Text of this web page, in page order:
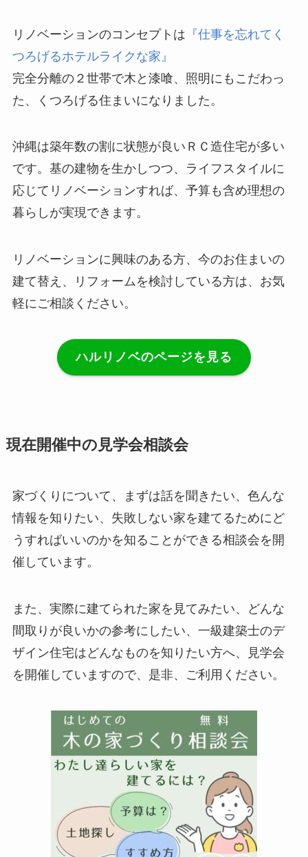
リノベーションのコンセプトは 『仕事を忘れてく
つろげるホテルライクな家』
完全分離の２世帯で木と漆喰、照明にもこだわっ
た、くつろげる住まいになりました。
沖縄は築年数の割に状態が良いＲＣ造住宅が多い
です。基の建物を生かしつつ、ライフスタイルに
応じてリノベーションすれば、予算も含め理想の
暮らしが実現できます。
リノベーションに興味のある方、今のお住まいの
建て替え、リフォームを検討している方は、お気
軽にご相談ください。
ハルリノベのページを見る
現在開催中の見学会相談会
家づくりについて、まずは話を聞きたい、色んな
情報を知りたい、失敗しない家を建てるためにど
うすればいいのかを知ることができる相談会を開
催しています。
また、実際に建てられた家を見てみたい、どんな
間取りが良いかの参考にしたい、一級建築士のデ
ザイン住宅はどんなものを知りたい方へ、見学会
を開催していますので、是非、ご利用ください。